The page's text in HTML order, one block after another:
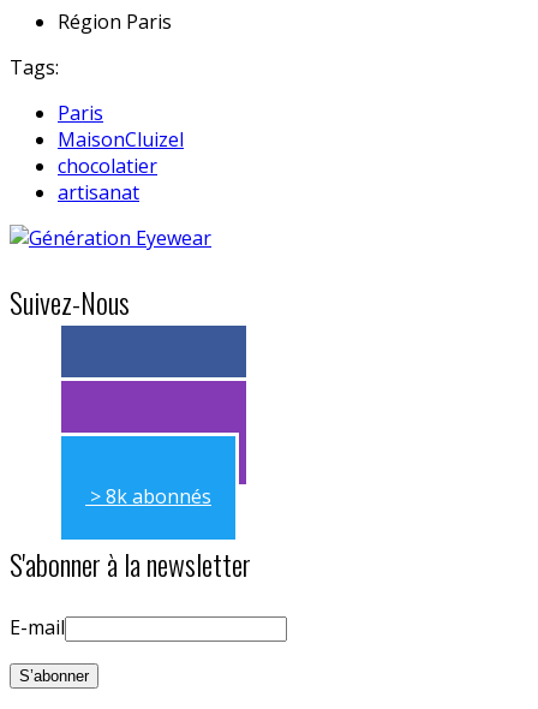
Région Paris
Tags:
Paris
MaisonCluizel
chocolatier
artisanat
Suivez-Nous
> 11k abonnés
> 11k abonnés
> 8k abonnés
S'abonner à la newsletter
E-mail